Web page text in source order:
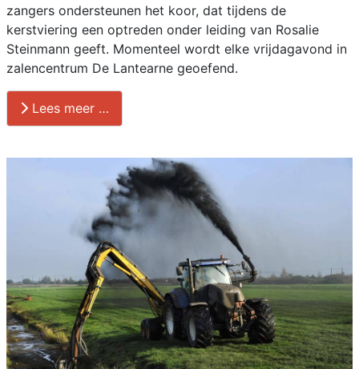
zangers ondersteunen het koor, dat tijdens de
kerstviering een optreden onder leiding van Rosalie
Steinmann geeft. Momenteel wordt elke vrijdagavond in
zalencentrum De Lantearne geoefend.
Lees meer …